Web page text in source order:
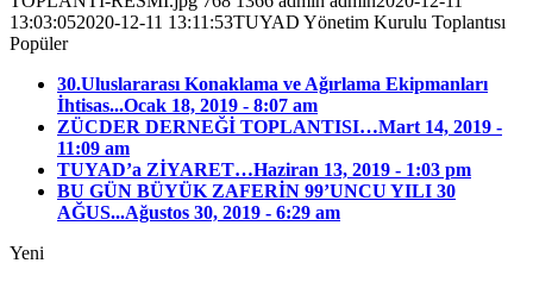
13:03:052020-12-11 13:11:53TUYAD Yönetim Kurulu Toplantısı
Popüler
30.Uluslararası Konaklama ve Ağırlama Ekipmanları
İhtisas...Ocak 18, 2019 - 8:07 am
ZÜCDER DERNEĞİ TOPLANTISI…Mart 14, 2019 -
11:09 am
TUYAD’a ZİYARET…Haziran 13, 2019 - 1:03 pm
BU GÜN BÜYÜK ZAFERİN 99’UNCU YILI 30
AĞUS...Ağustos 30, 2019 - 6:29 am
Yeni